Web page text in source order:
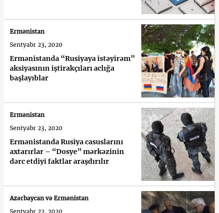
Ermənistanda “Rusiyaya istəyirəm”
aksiyasının iştirakçıları aclığa
başlayıblar
Ermənistan
Sentyabr 23, 2020
Ermənistanda Rusiya casuslarını
axtarırlar – “Dosye” mərkəzinin
dərc etdiyi faktlar araşdırılır
Ermənistan
Sentyabr 23, 2020
Azərbaycan və Ermənistan
Sentyabr 22, 2020